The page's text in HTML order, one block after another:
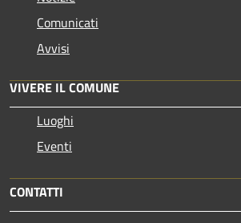
Comunicati
Avvisi
VIVERE IL COMUNE
Luoghi
Eventi
CONTATTI